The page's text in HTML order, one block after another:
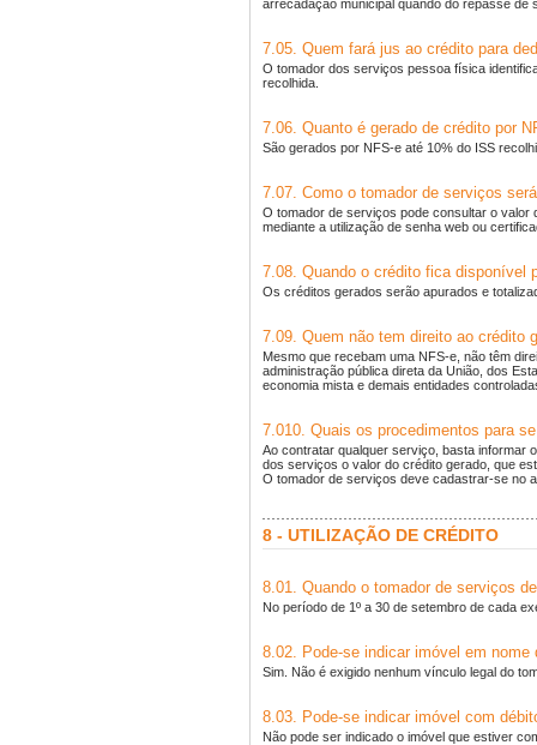
arrecadação municipal quando do repasse de
7.05. Quem fará jus ao crédito para
O tomador dos serviços pessoa física
recolhida.
7.06. Quanto é gerado de crédito por
São gerados por NFS-e até 10% do ISS
7.07. Como o tomador de serviços
O tomador de serviços pode consultar o
mediante a utilização de senha web ou
7.08. Quando o crédito fica disponível
Os créditos gerados serão apurados e
7.09. Quem não tem direito ao crédito
Mesmo que recebam uma NFS-e, não têm
administração pública direta da União, dos
economia mista e demais entidades
7.010. Quais os procedimentos para
Ao contratar qualquer serviço, basta informar
dos serviços o valor do crédito gerado, que
O tomador de serviços deve cadastrar-se no
8 - UTILIZAÇÃO DE CRÉDITO
8.01. Quando o tomador de serviços
No período de 1º a 30 de setembro de cada
8.02. Pode-se indicar imóvel em nome
Sim. Não é exigido nenhum vínculo legal do
8.03. Pode-se indicar imóvel com
Não pode ser indicado o imóvel que estiver